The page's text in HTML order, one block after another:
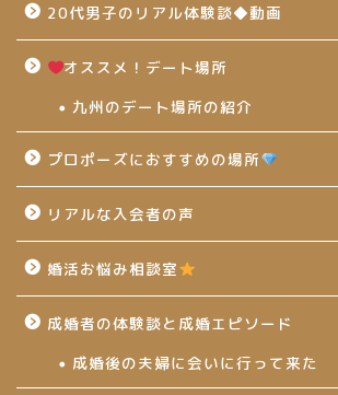
20代男子のリアル体験談◆動画
オススメ！デート場所
九州のデート場所の紹介
プロポーズにおすすめの場所
リアルな入会者の声
婚活お悩み相談室
成婚者の体験談と成婚エピソード
成婚後の夫婦に会いに行って来た